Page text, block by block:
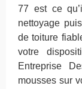
77 est ce
nettoyage
de toiture
votre
Entreprise
mousses sur